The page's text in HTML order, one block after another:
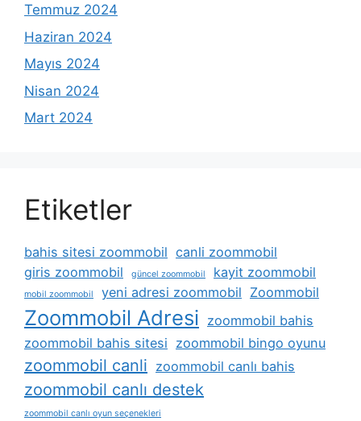
Temmuz 2024
Haziran 2024
Mayıs 2024
Nisan 2024
Mart 2024
Etiketler
bahis sitesi zoommobil canli zoommobil
giris zoommobil
güncel zoommobil kayit zoommobil
mobil zoommobil yeni adresi zoommobil Zoommobil
Zoommobil Adresi zoommobil bahis
zoommobil bahis sitesi zoommobil bingo oyunu
zoommobil canli zoommobil canlı bahis
zoommobil canlı destek
zoommobil canlı oyun seçenekleri